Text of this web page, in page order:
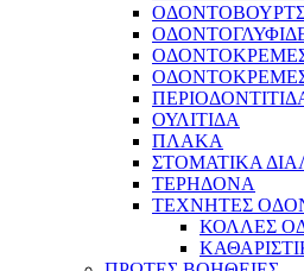
ΟΥΛΙΤΙΔΑ
ΠΛΑΚΑ
ΣΤΟΜΑΤΙΚΑ
ΤΕΡΗΔΟΝΑ
ΤΕΧΝΗΤΕΣ
ΚΟΛΛΕΣ